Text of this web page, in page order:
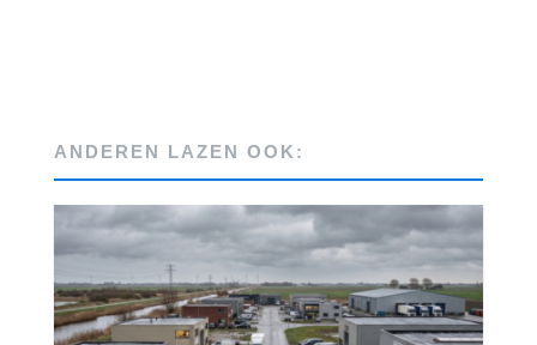
ANDEREN LAZEN OOK: